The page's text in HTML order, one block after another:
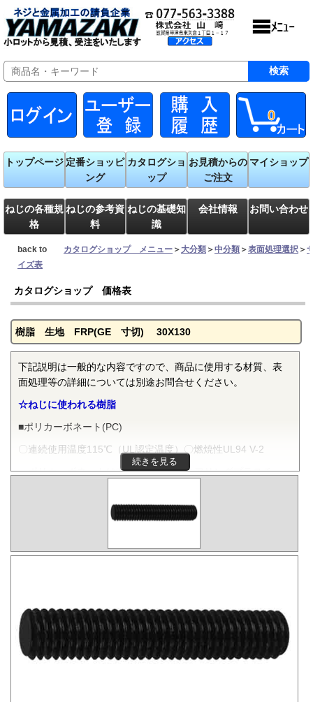
0
トップページ 定番ショッピ
ング
カタログショ
ップ
お見積からの
ご注文
マイショップ
ねじの各種規
格
ねじの参考資
料
ねじの基礎知
識
会社情報 お問い合わせ
back to カタログショップ メニュー ＞大分類 ＞中分類 ＞表面処理選択 ＞
イズ表
カタログショップ 価格表
樹脂 生地 FRP(GE 寸切) 30X130
下記説明は一般的な内容ですので、商品に使用する材質、表
面処理等の詳細については別途お問合せください。
☆ねじに使われる樹脂
■ポリカーボネート(PC)
〇連続使用温度115℃（UL認定温度）〇燃焼性UL94 V-2
ポリカーボネートは非晶性のエンジニアリングプラスチッ
どをバランスよく備え、かつ透明で自己消火性を示すことか
ら、電気・電子分野から自動車、医療分野にいたるまで、幅
■ポリフェニレンサルファイド(PPS)
す。優れた耐熱性を有し、高温度雰囲気中で長時間使用して
も物性劣化はほとんどありません。また、耐薬品性、機械的
特性、電気的特性、および寸法安定性にも優れ、電気・電子
部品、自動車部品、化学機械部品などに用いられています。
続きを見る